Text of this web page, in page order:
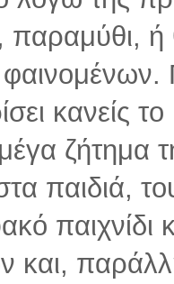
παραμύθι,
κανείς
ζήτημα
παιδιά,
και,